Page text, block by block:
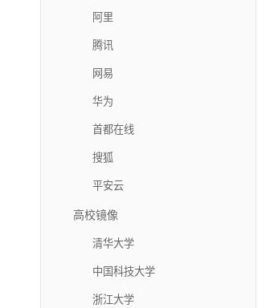
阿里
腾讯
网易
华为
首都在线
搜狐
平安云
高校镜像
清华大学
中国科技大学
浙江大学